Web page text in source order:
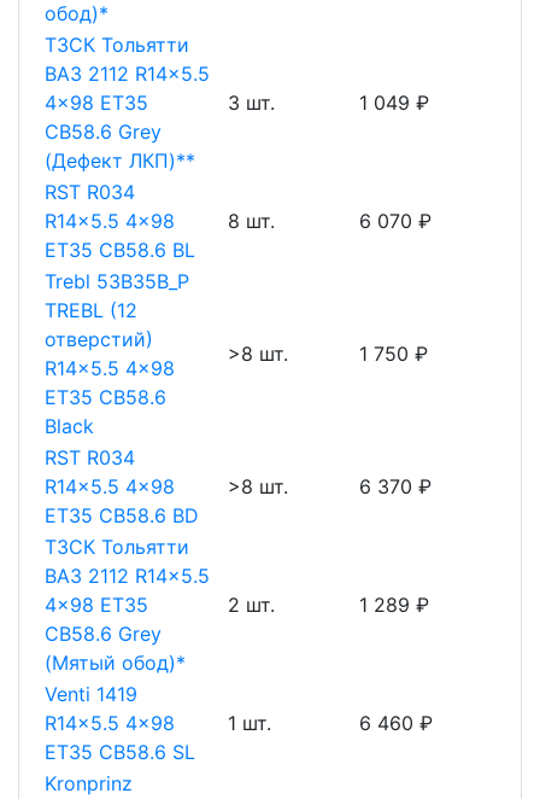
обод)*
ТЗСК Тольятти
ВАЗ 2112 R14x5.5
4x98 ET35
CB58.6 Grey
(Дефект ЛКП)**
3 шт. 1 049 ₽
RST R034
R14x5.5 4x98
ET35 CB58.6 BL
8 шт. 6 070 ₽
Trebl 53B35B_P
TREBL (12
отверстий)
R14x5.5 4x98
ET35 CB58.6
Black
>8 шт. 1 750 ₽
RST R034
R14x5.5 4x98
ET35 CB58.6 BD
>8 шт. 6 370 ₽
ТЗСК Тольятти
ВАЗ 2112 R14x5.5
4x98 ET35
CB58.6 Grey
(Мятый обод)*
2 шт. 1 289 ₽
Venti 1419
R14x5.5 4x98
ET35 CB58.6 SL
1 шт. 6 460 ₽
Kronprinz